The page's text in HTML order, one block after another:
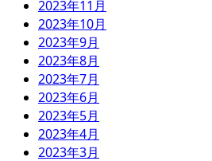
2023年11月
2023年10月
2023年9月
2023年8月
2023年7月
2023年6月
2023年5月
2023年4月
2023年3月